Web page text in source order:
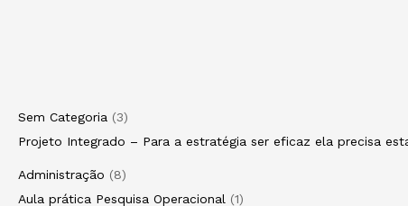
Sem Categoria
3
Projeto Integrado – Para a estratégia ser eficaz ela precisa
Administração
8
Aula prática Pesquisa Operacional
1